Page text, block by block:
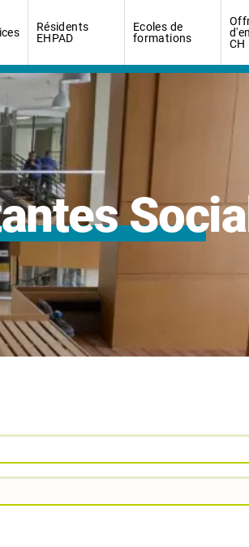
Résidents
EHPAD
Ecoles de
formations
CH